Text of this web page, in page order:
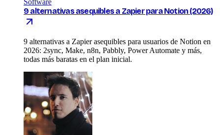
9 alternativas asequibles a Zapier para Notion (2026)
9 alternativas a Zapier asequibles para usuarios de Notion en
2026: 2sync, Make, n8n, Pabbly, Power Automate y más,
todas más baratas en el plan inicial.